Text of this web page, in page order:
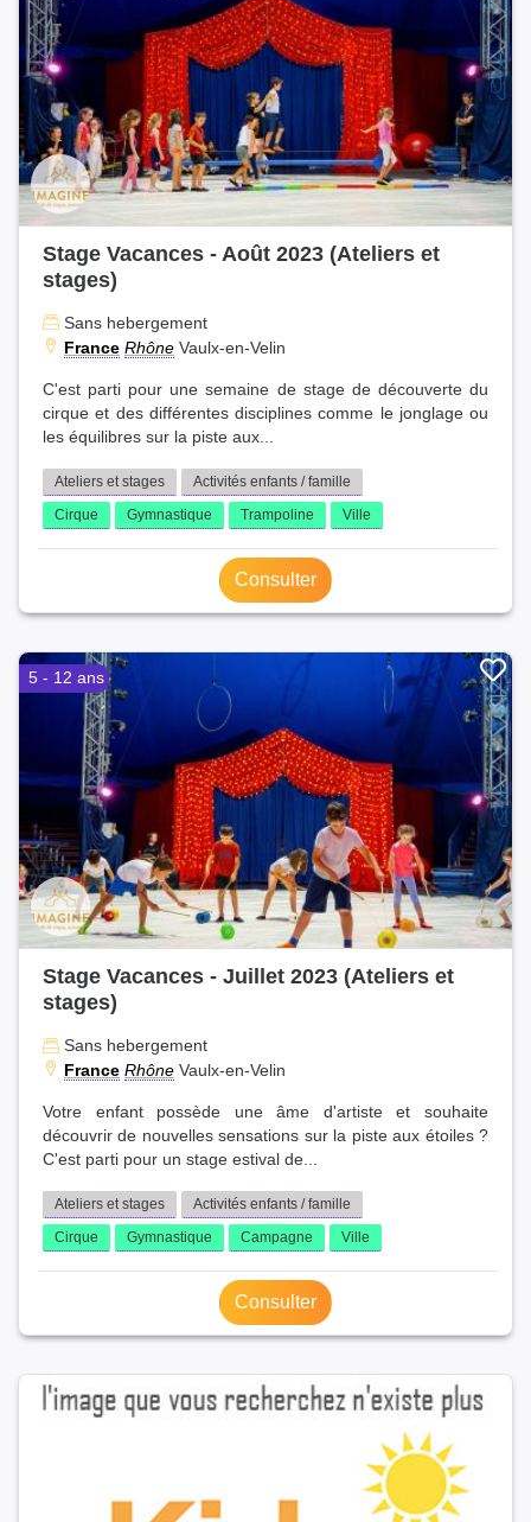
Stage Vacances - Août 2023 (Ateliers et
stages)
Sans hebergement
France Rhône Vaulx-en-Velin
C'est parti pour une semaine de stage de découverte du
cirque et des différentes disciplines comme le jonglage ou
les équilibres sur la piste aux...
Ateliers et stages
Activités enfants / famille
Cirque
Gymnastique Trampoline Ville
Consulter
5 - 12 ans
Stage Vacances - Juillet 2023 (Ateliers et
stages)
Sans hebergement
France Rhône Vaulx-en-Velin
Votre enfant possède une âme d'artiste et souhaite
découvrir de nouvelles sensations sur la piste aux étoiles ?
C'est parti pour un stage estival de...
Ateliers et stages
Activités enfants / famille
Cirque
Gymnastique Campagne Ville
Consulter